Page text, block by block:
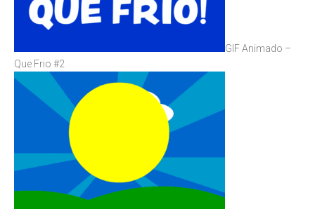
GIF Animado –
Que Frio #2